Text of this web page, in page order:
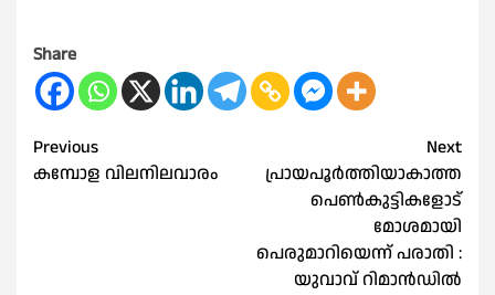
Share
Post
navigation
Previous
കമ്പോള വിലനിലവാരം
Next
പ്രായപൂർത്തിയാകാത്ത
പെൺകുട്ടികളോട്
മോശമായി
പെരുമാറിയെന്ന് പരാതി :
യുവാവ് റിമാൻഡിൽ